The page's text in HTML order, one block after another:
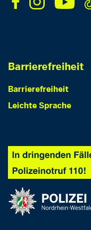
Barrierefreiheit
Barrierefreiheit
Leichte Sprache